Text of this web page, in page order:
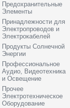
Предохранительные
Элементы
Принадлежности для
Электропроводов и
Электрокабелей
Продукты Солнечной
Энергии
Профессиональное
Аудио, Видеотехника
и Освещение
Прочее
Электротехническое
Оборудование